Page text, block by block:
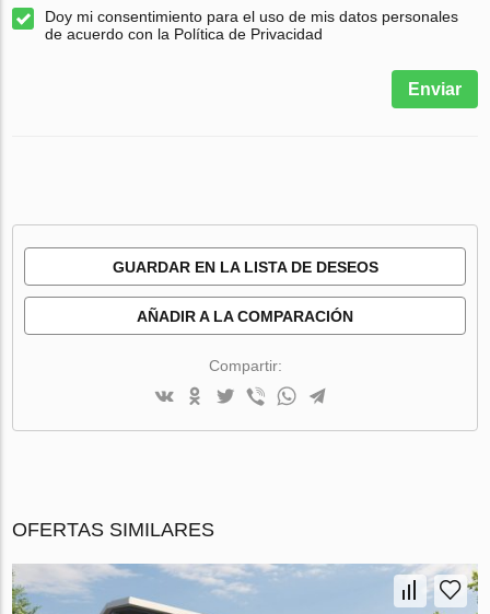
Doy mi consentimiento para el uso de mis datos personales
de acuerdo con la Política de Privacidad
Enviar
GUARDAR EN LA LISTA DE DESEOS
AÑADIR A LA COMPARACIÓN
Compartir:
OFERTAS SIMILARES